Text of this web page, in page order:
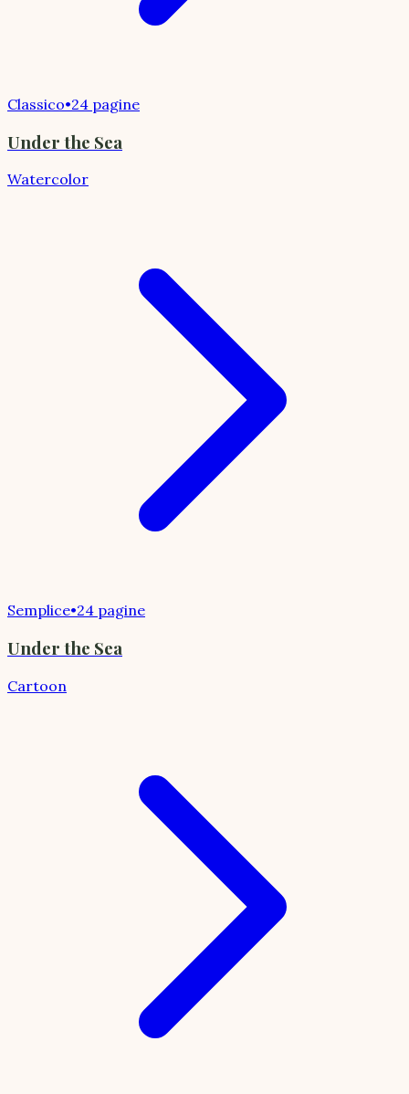
Classico•24 pagine
Under the Sea
Watercolor
Semplice•24 pagine
Under the Sea
Cartoon